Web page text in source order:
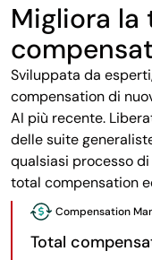
Migliora la
Sviluppata da
compensation di
AI più recente.
delle suite
qualsiasi processo
total compensation
Compensation
Total